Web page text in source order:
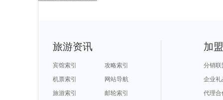
旅游资讯
宾馆索引
攻略索引
机票索引
网站导航
旅游索引
邮轮索引
加
分销联
企业礼
代理合